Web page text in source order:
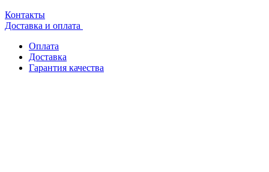
Контакты
Доставка и оплата
Оплата
Доставка
Гарантия качества